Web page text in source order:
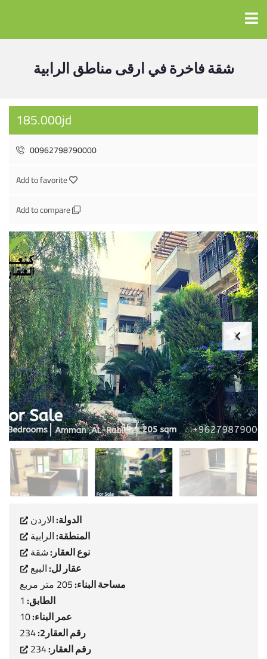
شقة فاخرة في ارقى مناطق الرابية
185.000jd
00962798790000
Add to favorite
Add to compare
1
/
16
الدولة:الاردن
المنطقة:الرابية
نوع العقار:شقة
عقار لل:البيع
مساحة البناء:205 متر مربع
الطابق:1
عمر البناء:10
رقم العقار2: 234
رقم العقار:234